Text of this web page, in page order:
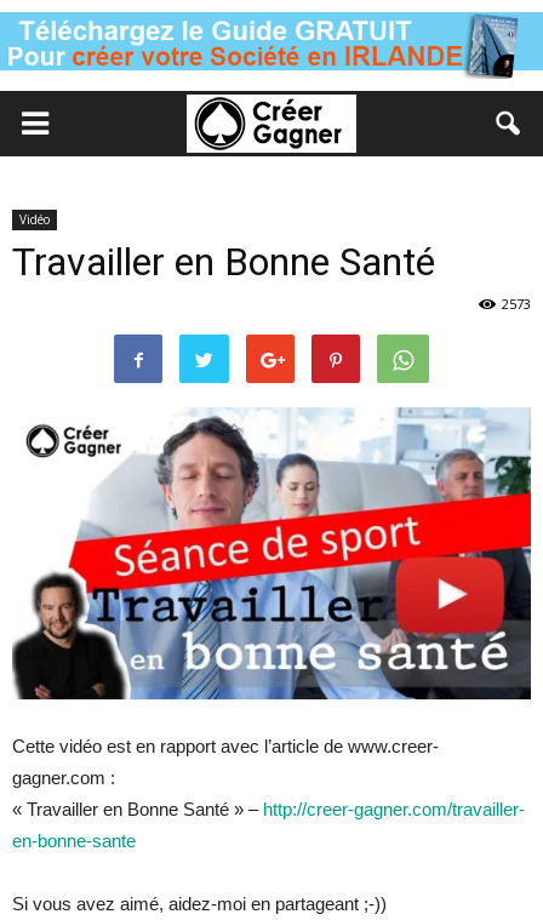
Vidéo
Travailler en Bonne Santé
2573
Cette vidéo est en rapport avec l’article de www.creer-
gagner.com :
« Travailler en Bonne Santé » – http://creer-gagner.com/travailler-
en-bonne-sante
Si vous avez aimé, aidez-moi en partageant ;-))